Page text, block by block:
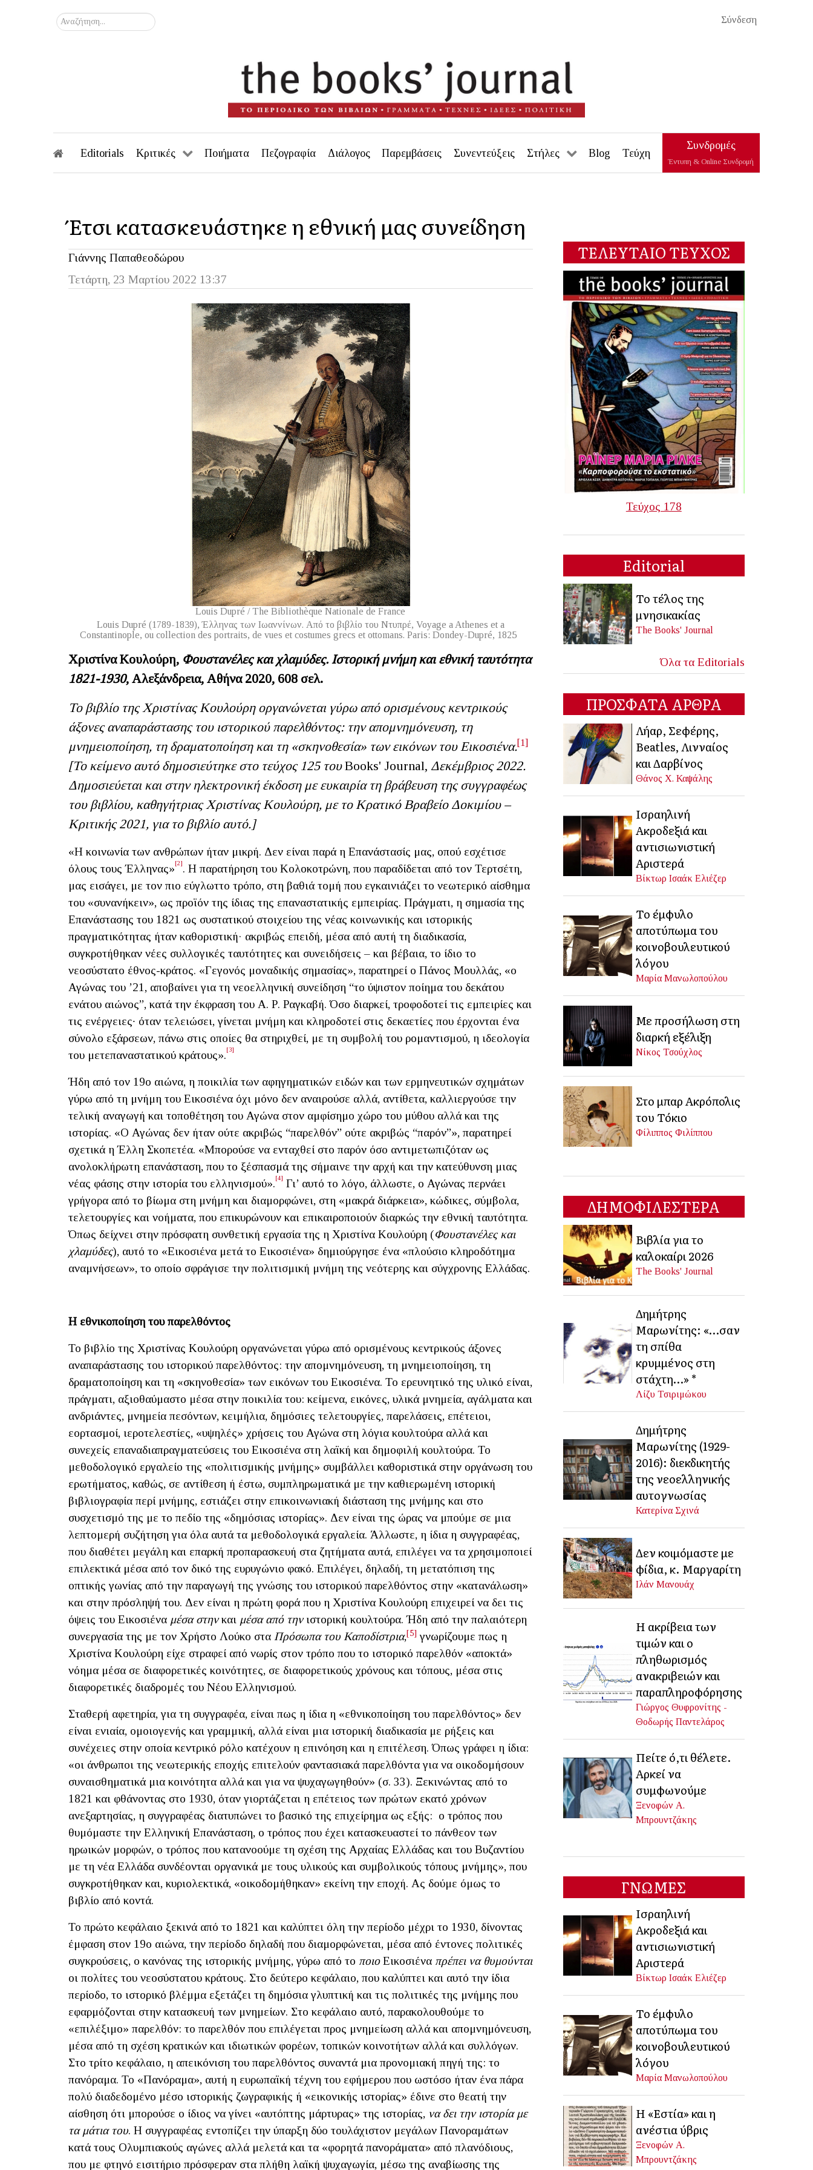
Σύνδεση
Αναζήτηση...
Editorials Κριτικές Ποιήματα Πεζογραφία Διάλογος Παρεμβάσεις Συνεντεύξεις Στήλες Blog Τεύχη
Συνδρομές
Έντυπη & Online Συνδρομή
Έτσι κατασκευάστηκε η εθνική μας συνείδηση
Γιάννης Παπαθεοδώρου
Τετάρτη, 23 Μαρτίου 2022 13:37
Louis Dupré / The Bibliothèque Νationale de France
Louis Dupré (1789-1839), Έλληνας των Ιωαννίνων. Από το βιβλίο του Ντυπρέ, Voyage a Athenes et a
Constantinople, ou collection des portraits, de vues et costumes grecs et ottomans. Paris: Dondey-Dupré, 1825
Χριστίνα Κουλούρη, Φουστανέλες και χλαμύδες. Ιστορική μνήμη και εθνική ταυτότητα
1821-1930, Αλεξάνδρεια, Αθήνα 2020, 608 σελ.
Το βιβλίο της Χριστίνας Κουλούρη οργανώνεται γύρω από ορισμένους κεντρικούς
άξονες αναπαράστασης του ιστορικού παρελθόντος: την απομνημόνευση, τη
μνημειοποίηση, τη δραματοποίηση και τη «σκηνοθεσία» των εικόνων του Εικοσιένα.[1]
[Το κείμενο αυτό δημοσιεύτηκε στο τεύχος 125 τουBooks' Journal, Δεκέμβριος 2022.
Δημοσιεύεται και στην ηλεκτρονική έκδοση με ευκαιρία τη βράβευση της συγγραφέως
του βιβλίου, καθηγήτριας Χριστίνας Κουλούρη, με το Κρατικό Βραβείο Δοκιμίου –
Κριτικής 2021, για το βιβλίο αυτό.]
«Η κοινωνία των ανθρώπων ήταν μικρή. Δεν είναι παρά η Επανάστασίς μας, οπού εσχέτισε
όλους τους Έλληνας»[2]. Η παρατήρηση του Κολοκοτρώνη, που παραδίδεται από τον Τερτσέτη,
μας εισάγει, με τον πιο εύγλωττο τρόπο, στη βαθιά τομή που εγκαινιάζει το νεωτερικό αίσθημα
του «συνανήκειν», ως προϊόν της ίδιας της επαναστατικής εμπειρίας. Πράγματι, η σημασία της
Επανάστασης του 1821 ως συστατικού στοιχείου της νέας κοινωνικής και ιστορικής
πραγματικότητας ήταν καθοριστική· ακριβώς επειδή, μέσα από αυτή τη διαδικασία,
συγκροτήθηκαν νέες συλλογικές ταυτότητες και συνειδήσεις – και βέβαια, το ίδιο το
νεοσύστατο έθνος-κράτος. «Γεγονός μοναδικής σημασίας», παρατηρεί ο Πάνος Μουλλάς, «ο
Αγώνας του ’21, αποβαίνει για τη νεοελληνική συνείδηση “το ύψιστον ποίημα του δεκάτου
ενάτου αιώνος”, κατά την έκφραση του Α. Ρ. Ραγκαβή. Όσο διαρκεί, τροφοδοτεί τις εμπειρίες και
τις ενέργειες∙ όταν τελειώσει, γίνεται μνήμη και κληροδοτεί στις δεκαετίες που έρχονται ένα
σύνολο εξάρσεων, πάνω στις οποίες θα στηριχθεί, με τη συμβολή του ρομαντισμού, η ιδεολογία
του μετεπαναστατικού κράτους».[3]
Ήδη από τον 19ο αιώνα, η ποικιλία των αφηγηματικών ειδών και των ερμηνευτικών σχημάτων
γύρω από τη μνήμη του Εικοσιένα όχι μόνο δεν αναιρούσε αλλά, αντίθετα, καλλιεργούσε την
τελική αναγωγή και τοποθέτηση του Αγώνα στον αμφίσημο χώρο του μύθου αλλά και της
ιστορίας. «Ο Αγώνας δεν ήταν ούτε ακριβώς “παρελθόν” ούτε ακριβώς “παρόν”», παρατηρεί
σχετικά η Έλλη Σκοπετέα. «Μπορούσε να ενταχθεί στο παρόν όσο αντιμετωπιζόταν ως
ανολοκλήρωτη επανάσταση, που το ξέσπασμά της σήμαινε την αρχή και την κατεύθυνση μιας
νέας φάσης στην ιστορία του ελληνισμού».[4] Γι’ αυτό το λόγο, άλλωστε, ο Αγώνας περνάει
γρήγορα από το βίωμα στη μνήμη και διαμορφώνει, στη «μακρά διάρκεια», κώδικες, σύμβολα,
τελετουργίες και νοήματα, που επικυρώνουν και επικαιροποιούν διαρκώς την εθνική ταυτότητα.
Όπως δείχνει στην πρόσφατη συνθετική εργασία της η Χριστίνα Κουλούρη (Φουστανέλες και
χλαμύδες), αυτό το «Εικοσιένα μετά το Εικοσιένα» δημιούργησε ένα «πλούσιο κληροδότημα
αναμνήσεων», το οποίο σφράγισε την πολιτισμική μνήμη της νεότερης και σύγχρονης Ελλάδας.
Η εθνικοποίηση του παρελθόντος
Το βιβλίο της Χριστίνας Κουλούρη οργανώνεται γύρω από ορισμένους κεντρικούς άξονες
αναπαράστασης του ιστορικού παρελθόντος: την απομνημόνευση, τη μνημειοποίηση, τη
δραματοποίηση και τη «σκηνοθεσία» των εικόνων του Εικοσιένα. Το ερευνητικό της υλικό είναι,
πράγματι, αξιοθαύμαστο μέσα στην ποικιλία του: κείμενα, εικόνες, υλικά μνημεία, αγάλματα και
ανδριάντες, μνημεία πεσόντων, κειμήλια, δημόσιες τελετουργίες, παρελάσεις, επέτειοι,
εορτασμοί, ιεροτελεστίες, «υψηλές» χρήσεις του Αγώνα στη λόγια κουλτούρα αλλά και
συνεχείς επαναδιαπραγματεύσεις του Εικοσιένα στη λαϊκή και δημοφιλή κουλτούρα. Το
μεθοδολογικό εργαλείο της «πολιτισμικής μνήμης» συμβάλλει καθοριστικά στην οργάνωση του
ερωτήματος, καθώς, σε αντίθεση ή έστω, συμπληρωματικά με την καθιερωμένη ιστορική
βιβλιογραφία περί μνήμης, εστιάζει στην επικοινωνιακή διάσταση της μνήμης και στο
συσχετισμό της με το πεδίο της «δημόσιας ιστορίας». Δεν είναι της ώρας να μπούμε σε μια
λεπτομερή συζήτηση για όλα αυτά τα μεθοδολογικά εργαλεία. Άλλωστε, η ίδια η συγγραφέας,
που διαθέτει μεγάλη και επαρκή προπαρασκευή στα ζητήματα αυτά, επιλέγει να τα χρησιμοποιεί
επιλεκτικά μέσα από τον δικό της ευρυγώνιο φακό. Επιλέγει, δηλαδή, τη μετατόπιση της
οπτικής γωνίας από την παραγωγή της γνώσης του ιστορικού παρελθόντος στην «κατανάλωση»
και στην πρόσληψή του. Δεν είναι η πρώτη φορά που η Χριστίνα Κουλούρη επιχειρεί να δει τις
όψεις του Εικοσιένα μέσα στηνκαι μέσα από τηνιστορική κουλτούρα. Ήδη από την παλαιότερη
συνεργασία της με τον Χρήστο Λούκο στα Πρόσωπα του Καποδίστρια,[5] γνωρίζουμε πως η
Χριστίνα Κουλούρη είχε στραφεί από νωρίς στον τρόπο που το ιστορικό παρελθόν «αποκτά»
νόημα μέσα σε διαφορετικές κοινότητες, σε διαφορετικούς χρόνους και τόπους, μέσα στις
διαφορετικές διαδρομές του Νέου Ελληνισμού.
Σταθερή αφετηρία, για τη συγγραφέα, είναι πως η ίδια η «εθνικοποίηση του παρελθόντος» δεν
είναι ενιαία, ομοιογενής και γραμμική, αλλά είναι μια ιστορική διαδικασία με ρήξεις και
συνέχειες στην οποία κεντρικό ρόλο κατέχουν η επινόηση και η επιτέλεση. Όπως γράφει η ίδια:
«οι άνθρωποι της νεωτερικής εποχής επιτελούν φαντασιακά παρελθόντα για να οικοδομήσουν
συναισθηματικά μια κοινότητα αλλά και για να ψυχαγωγηθούν» (σ. 33). Ξεκινώντας από το
1821 και φθάνοντας στο 1930, όταν γιορτάζεται η επέτειος των πρώτων εκατό χρόνων
ανεξαρτησίας, η συγγραφέας διατυπώνει το βασικό της επιχείρημα ως εξής: ο τρόπος που
θυμόμαστε την Ελληνική Επανάσταση, ο τρόπος που έχει κατασκευαστεί το πάνθεον των
ηρωικών μορφών, ο τρόπος που κατανοούμε τη σχέση της Αρχαίας Ελλάδας και του Βυζαντίου
με τη νέα Ελλάδα συνδέονται οργανικά με τους υλικούς και συμβολικούς τόπους μνήμης», που
συγκροτήθηκαν και, κυριολεκτικά, «οικοδομήθηκαν» εκείνη την εποχή. Ας δούμε όμως το
βιβλίο από κοντά.
Το πρώτο κεφάλαιο ξεκινά από το 1821 και καλύπτει όλη την περίοδο μέχρι το 1930, δίνοντας
έμφαση στον 19ο αιώνα, την περίοδο δηλαδή που διαμορφώνεται, μέσα από έντονες πολιτικές
συγκρούσεις, ο κανόνας της ιστορικής μνήμης, γύρω από το ποιοΕικοσιένα πρέπει να θυμούνται
οι πολίτες του νεοσύστατου κράτους. Στο δεύτερο κεφάλαιο, που καλύπτει και αυτό την ίδια
περίοδο, το ιστορικό βλέμμα εξετάζει τη δημόσια γλυπτική και τις πολιτικές της μνήμης που
εφαρμόζονται στην κατασκευή των μνημείων. Στο κεφάλαιο αυτό, παρακολουθούμε το
«επιλέξιμο» παρελθόν: το παρελθόν που επιλέγεται προς μνημείωση αλλά και απομνημόνευση,
μέσα από τη σχέση κρατικών και ιδιωτικών φορέων, τοπικών κοινοτήτων αλλά και συλλόγων.
Στο τρίτο κεφάλαιο, η απεικόνιση του παρελθόντος συναντά μια προνομιακή πηγή της: το
πανόραμα. Το «Πανόραμα», αυτή η ευρωπαϊκή τέχνη του εφήμερου που ωστόσο ήταν ένα πάρα
πολύ διαδεδομένο μέσο ιστορικής ζωγραφικής ή «εικονικής ιστορίας» έδινε στο θεατή την
αίσθηση ότι μπορούσε ο ίδιος να γίνει «αυτόπτης μάρτυρας» της ιστορίας, να δει την ιστορία με
τα μάτια του. Η συγγραφέας εντοπίζει την ύπαρξη δύο τουλάχιστον μεγάλων Πανοραμάτων
κατά τους Ολυμπιακούς αγώνες αλλά μελετά και τα «φορητά πανοράματα» από πλανόδιους,
που με φτηνό εισιτήριο πρόσφεραν στα πλήθη λαϊκή ψυχαγωγία, μέσω της αναβίωσης της
ΤΕΛΕΥΤΑΙΟ ΤΕΥΧΟΣ
Τεύχος 178
Editorial
Το τέλος της
μνησικακίας
The Books' Journal
Όλα τα Editorials
ΠΡΟΣΦΑΤΑ ΑΡΘΡΑ
Λήαρ, Σεφέρης,
Beatles, Λινναίος
και Δαρβίνος
Θάνος Χ. Καψάλης
Ισραηλινή
Ακροδεξιά και
αντισιωνιστική
Αριστερά
Βίκτωρ Ισαάκ Ελιέζερ
Το έμφυλο
αποτύπωμα του
κοινοβουλευτικού
λόγου
Μαρία Μανωλοπούλου
Με προσήλωση στη
διαρκή εξέλιξη
Νίκος Τσούχλος
Στο μπαρ Ακρόπολις
του Τόκιο
Φίλιππος Φιλίππου
ΔΗΜΟΦΙΛΕΣΤΕΡΑ
Βιβλία για το
καλοκαίρι 2026
The Books' Journal
Δημήτρης
Μαρωνίτης: «…σαν
τη σπίθα
κρυμμένος στη
στάχτη…» *
Λίζυ Τσιριμώκου
Δημήτρης
Μαρωνίτης (1929-
2016): διεκδικητής
της νεοελληνικής
αυτογνωσίας
Κατερίνα Σχινά
Δεν κοιμόμαστε με
φίδια, κ. Μαργαρίτη
Ιλάν Μανουάχ
Η ακρίβεια των
τιμών και ο
πληθωρισμός
ανακριβειών και
παραπληροφόρησης
Γιώργος Θυφρονίτης -
Θοδωρής Παντελάρος
Πείτε ό,τι θέλετε.
Αρκεί να
συμφωνούμε
Ξενοφών Α.
Μπρουντζάκης
ΓΝΩΜΕΣ
Ισραηλινή
Ακροδεξιά και
αντισιωνιστική
Αριστερά
Βίκτωρ Ισαάκ Ελιέζερ
Το έμφυλο
αποτύπωμα του
κοινοβουλευτικού
λόγου
Μαρία Μανωλοπούλου
Η «Εστία» και η
ανέστια ύβρις
Ξενοφών Α.
Μπρουντζάκης